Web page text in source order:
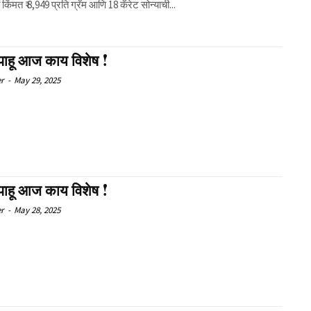
किंमत ₹ 8,949 प्रति ग्रॅम आणि 18 कॅरेट सोन्याची...
आज काय विशेष !
- May 29, 2025
आज काय विशेष !
- May 28, 2025